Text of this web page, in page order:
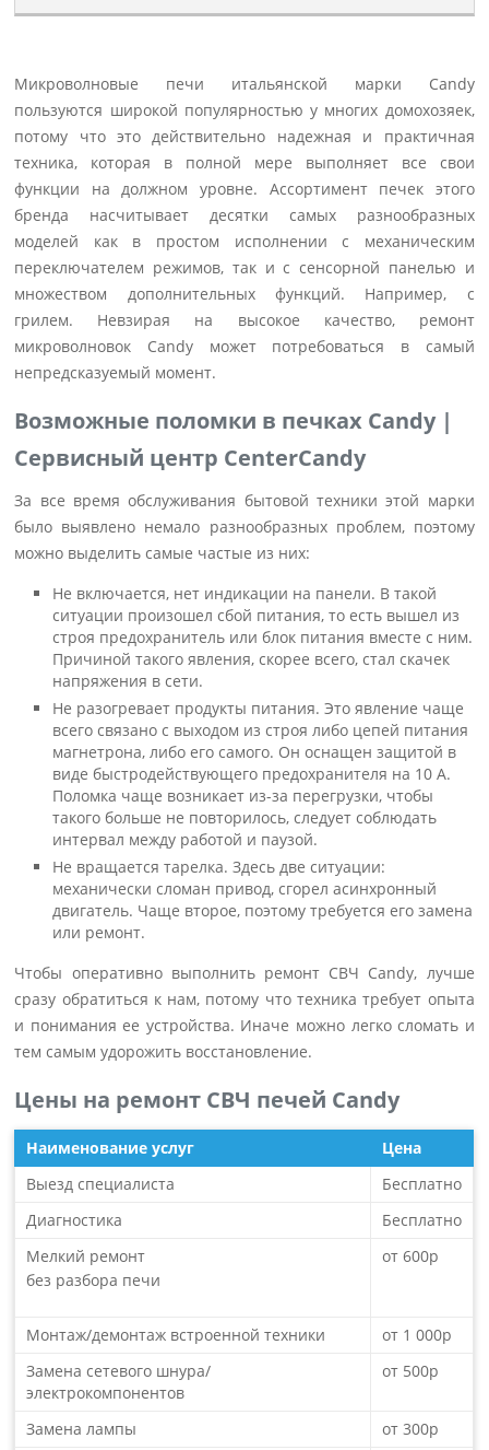
Микроволновые печи итальянской марки Candy
пользуются широкой популярностью у многих домохозяек,
потому что это действительно надежная и практичная
техника, которая в полной мере выполняет все свои
функции на должном уровне. Ассортимент печек этого
бренда насчитывает десятки самых разнообразных
моделей как в простом исполнении с механическим
переключателем режимов, так и с сенсорной панелью и
множеством дополнительных функций. Например, с
грилем. Невзирая на высокое качество, ремонт
микроволновок Candy может потребоваться в самый
непредсказуемый момент.
Возможные поломки в печках Candy |
Сервисный центр CenterCandy
За все время обслуживания бытовой техники этой марки
было выявлено немало разнообразных проблем, поэтому
можно выделить самые частые из них:
Не включается, нет индикации на панели. В такой
ситуации произошел сбой питания, то есть вышел из
строя предохранитель или блок питания вместе с ним.
Причиной такого явления, скорее всего, стал скачек
напряжения в сети.
Не разогревает продукты питания. Это явление чаще
всего связано с выходом из строя либо цепей питания
магнетрона, либо его самого. Он оснащен защитой в
виде быстродействующего предохранителя на 10 А.
Поломка чаще возникает из-за перегрузки, чтобы
такого больше не повторилось, следует соблюдать
интервал между работой и паузой.
Не вращается тарелка. Здесь две ситуации:
механически сломан привод, сгорел асинхронный
двигатель. Чаще второе, поэтому требуется его замена
или ремонт.
Чтобы оперативно выполнить ремонт СВЧ Candy, лучше
сразу обратиться к нам, потому что техника требует опыта
и понимания ее устройства. Иначе можно легко сломать и
тем самым удорожить восстановление.
Цены на ремонт СВЧ печей Candy
Наименование услуг
Цена
Выезд специалиста
Бесплатно
Диагностика
Бесплатно
Мелкий ремонт
без разбора печи
от 600р
Монтаж/демонтаж встроенной техники
от 1 000р
Замена сетевого шнура/
электрокомпонентов
от 500р
Замена лампы от 300р